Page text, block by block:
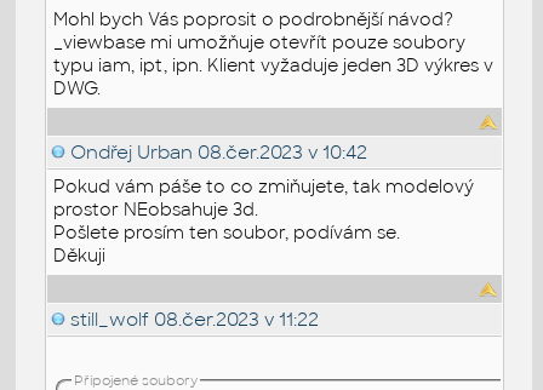
Mohl bych Vás poprosit o podrobnější návod?
_viewbase mi umožňuje otevřít pouze soubory
typu iam, ipt, ipn. Klient vyžaduje jeden 3D výkres v
DWG.
Ondřej Urban 08.čer.2023 v 10:42
Pokud vám páše to co zmiňujete, tak modelový
prostor NEobsahuje 3d.
Pošlete prosím ten soubor, podívám se.
Děkuji
still_wolf 08.čer.2023 v 11:22
Připojené soubory